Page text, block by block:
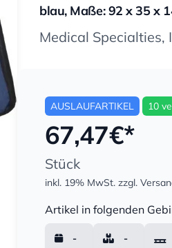
blau, Maße: 92 x 35 x
Medical Specialties,
AUSLAUFARTIKEL 10
67,47€*
Stück
inkl. 19% MwSt. zzgl.
Artikel in folgenden
- -